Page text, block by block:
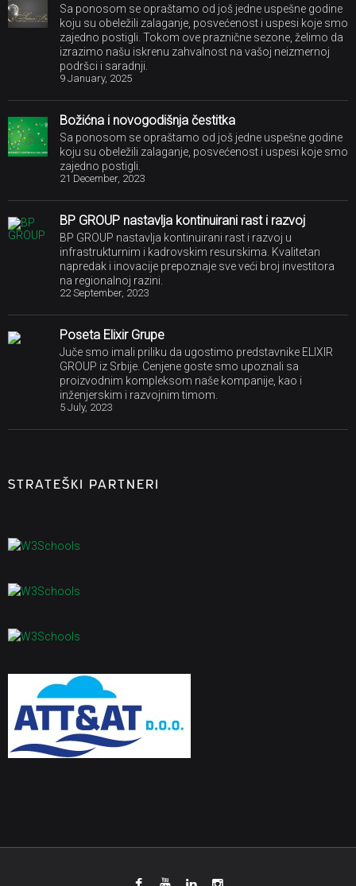
Sa ponosom se opraštamo od još jedne uspešne godine
koju su obeležili zalaganje, posvećenost i uspesi koje smo
zajedno postigli. Tokom ove praznične sezone, želimo da
izrazimo našu iskrenu zahvalnost na vašoj neizmernoj
podršci i saradnji.
9 January, 2025
Božićna i novogodišnja čestitka
Sa ponosom se opraštamo od još jedne uspešne godine
koju su obeležili zalaganje, posvećenost i uspesi koje smo
zajedno postigli.
21 December, 2023
BP GROUP nastavlja kontinuirani rast i razvoj
BP GROUP nastavlja kontinuirani rast i razvoj u
infrastrukturnim i kadrovskim resurskima. Kvalitetan
napredak i inovacije prepoznaje sve veći broj investitora
na regionalnoj razini.
22 September, 2023
Poseta Elixir Grupe
Juče smo imali priliku da ugostimo predstavnike ELIXIR
GROUP iz Srbije. Cenjene goste smo upoznali sa
proizvodnim kompleksom naše kompanije, kao i
inženjerskim i razvojnim timom.
5 July, 2023
STRATEŠKI PARTNERI